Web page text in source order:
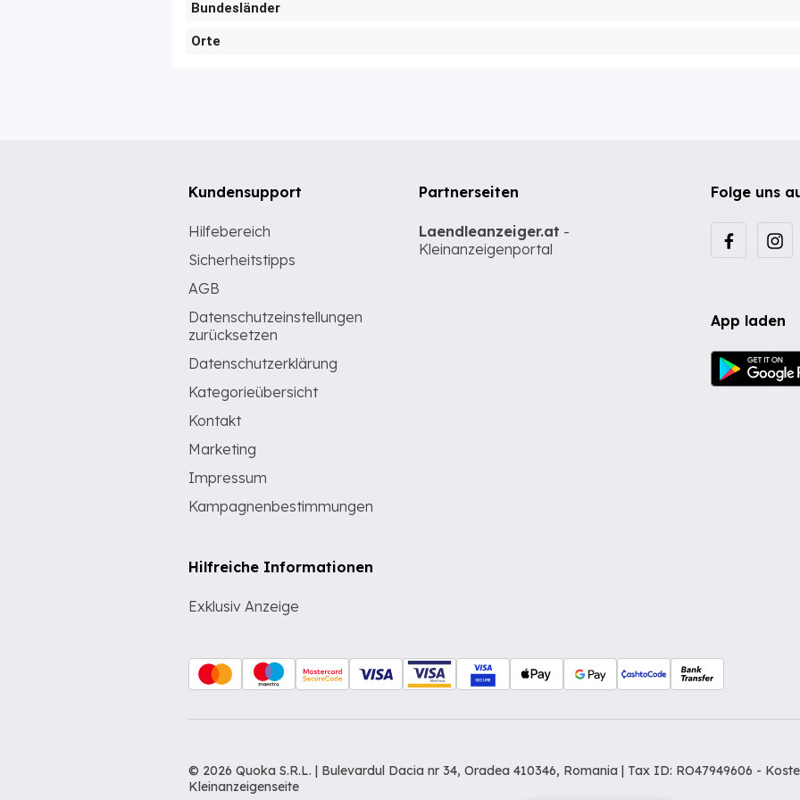
Bundesländer
Orte
Folge uns
App laden
Kundensupport
Hilfebereich
Sicherheitstipps
AGB
Datenschutzeinstellungen
zurücksetzen
Datenschutzerklärung
Kategorieübersicht
Kontakt
Marketing
Impressum
Kampagnenbestimmungen
Hilfreiche Informationen
Exklusiv Anzeige
Partnerseiten
Laendleanzeiger.at -
Kleinanzeigenportal
© 2026 Quoka S.R.L. | Bulevardul Dacia nr 34, Oradea 410346, Romania | Tax ID: RO47949606 -
Kleinanzeigenseite